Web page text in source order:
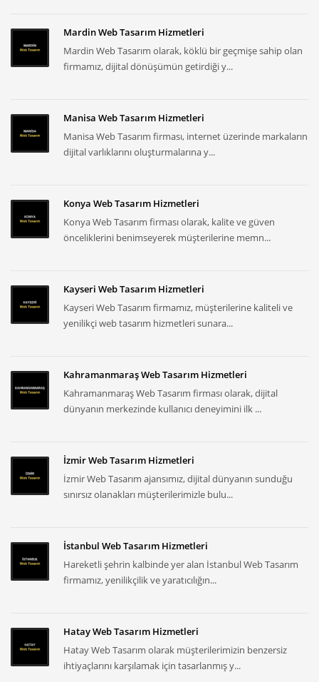
Mardin Web Tasarım Hizmetleri
Mardin Web Tasarım olarak, köklü bir geçmişe sahip olan
firmamız, dijital dönüşümün getirdiği y...
Manisa Web Tasarım Hizmetleri
Manisa Web Tasarım firması, internet üzerinde markaların
dijital varlıklarını oluşturmalarına y...
Konya Web Tasarım Hizmetleri
Konya Web Tasarım firması olarak, kalite ve güven
önceliklerini benimseyerek müşterilerine memn...
Kayseri Web Tasarım Hizmetleri
Kayseri Web Tasarım firmamız, müşterilerine kaliteli ve
yenilikçi web tasarım hizmetleri sunara...
Kahramanmaraş Web Tasarım Hizmetleri
Kahramanmaraş Web Tasarım firması olarak, dijital
dünyanın merkezinde kullanıcı deneyimini ilk ...
İzmir Web Tasarım Hizmetleri
İzmir Web Tasarım ajansımız, dijital dünyanın sunduğu
sınırsız olanakları müşterilerimizle bulu...
İstanbul Web Tasarım Hizmetleri
Hareketli şehrin kalbinde yer alan İstanbul Web Tasarım
firmamız, yenilikçilik ve yaratıcılığın...
Hatay Web Tasarım Hizmetleri
Hatay Web Tasarım olarak müşterilerimizin benzersiz
ihtiyaçlarını karşılamak için tasarlanmış y...